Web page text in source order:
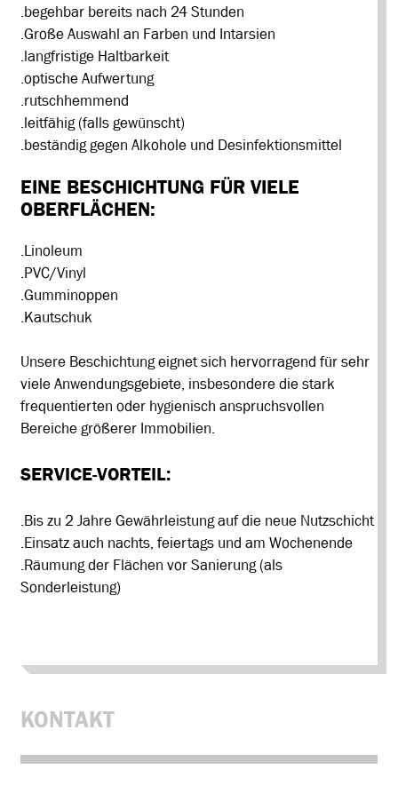
.begehbar bereits nach 24 Stunden
.Große Auswahl an Farben und Intarsien
.langfristige Haltbarkeit
.optische Aufwertung
.rutschhemmend
.leitfähig (falls gewünscht)
.beständig gegen Alkohole und Desinfektionsmittel
EINE BESCHICHTUNG FÜR VIELE
OBERFLÄCHEN:
.Linoleum
.PVC/Vinyl
.Gumminoppen
.Kautschuk
Unsere Beschichtung eignet sich hervorragend für sehr
viele Anwendungsgebiete, insbesondere die stark
frequentierten oder hygienisch anspruchsvollen
Bereiche größerer Immobilien.
SERVICE-VORTEIL:
.Bis zu 2 Jahre Gewährleistung auf die neue Nutzschicht
.Einsatz auch nachts, feiertags und am Wochenende
.Räumung der Flächen vor Sanierung (als
Sonderleistung)
KONTAKT